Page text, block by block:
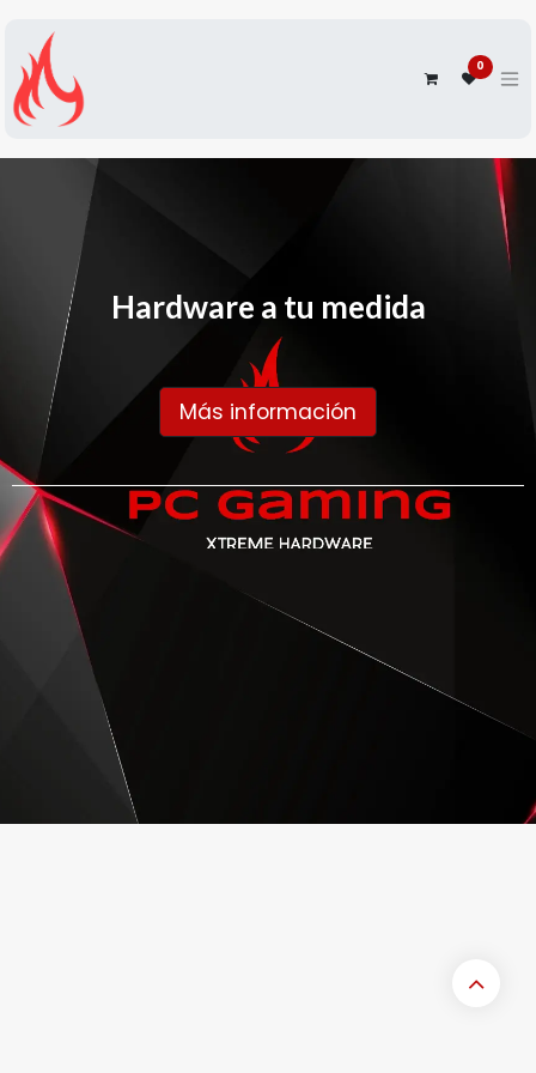
0
Hardware a tu medida
Más información